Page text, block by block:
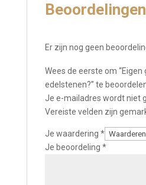
Beoordelingen
Er zijn nog geen
Wees de eerste om
edelstenen?” te
Je e-mailadres wordt niet
Vereiste velden zijn
Je waardering *
Je beoordeling *